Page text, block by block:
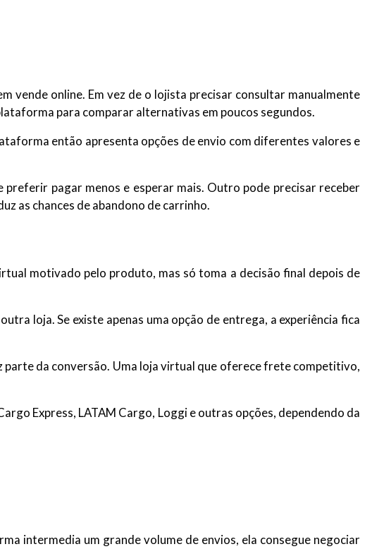
online. Em vez de o lojista precisar consultar manualmente
para comparar alternativas em poucos segundos.
então apresenta opções de envio com diferentes valores e
pagar menos e esperar mais. Outro pode precisar receber
as chances de abandono de carrinho.
motivado pelo produto, mas só toma a decisão final depois de
loja. Se existe apenas uma opção de entrega, a experiência fica
parte da conversão. Uma loja virtual que oferece frete competitivo,
Express, LATAM Cargo, Loggi e outras opções, dependendo da
intermedia um grande volume de envios, ela consegue negociar